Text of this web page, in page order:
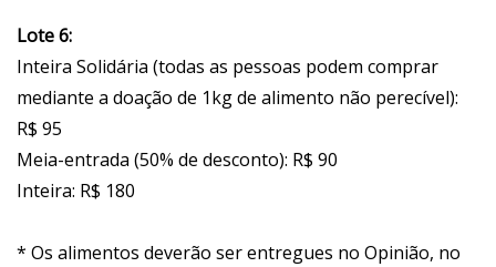
Lote 6:
Inteira Solidária (todas as pessoas podem comprar
mediante a doação de 1kg de alimento não perecível):
R$ 95
Meia-entrada (50% de desconto): R$ 90
Inteira: R$ 180
* Os alimentos deverão ser entregues no Opinião, no